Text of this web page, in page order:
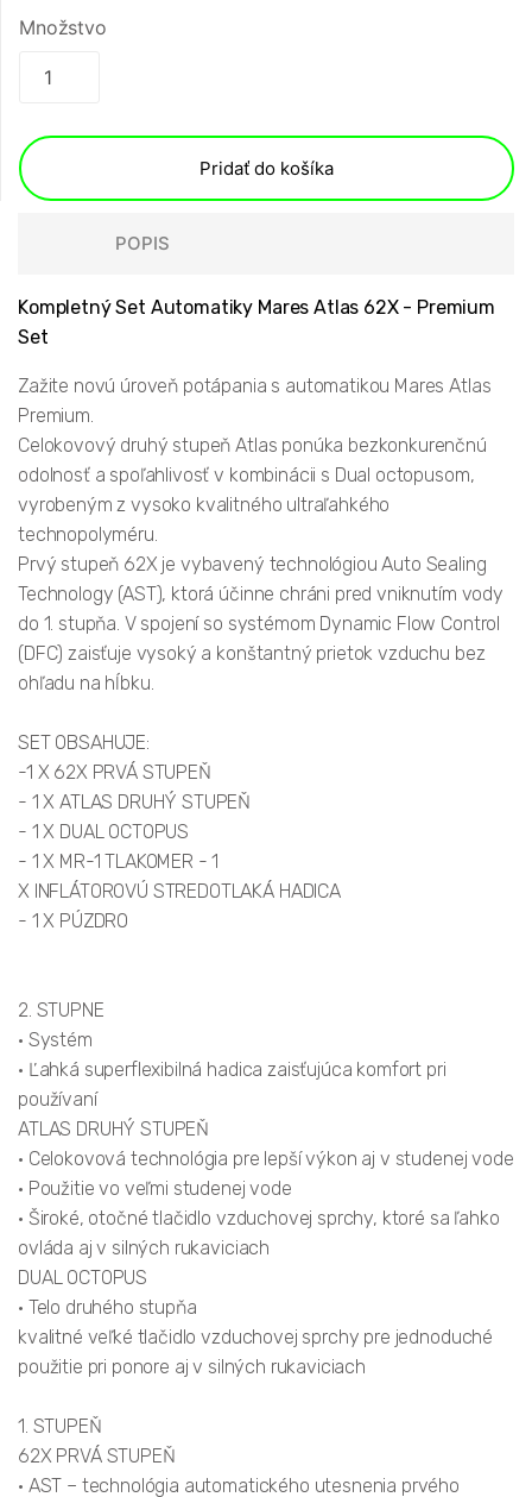
Množstvo
Pridať do košíka
POPIS
Kompletný Set Automatiky Mares Atlas 62X - Premium
Set
Zažite novú úroveň potápania s automatikou Mares Atlas
Premium.
Celokovový druhý stupeň Atlas ponúka bezkonkurenčnú
odolnosť a spoľahlivosť v kombinácii s Dual octopusom,
vyrobeným z vysoko kvalitného ultraľahkého
technopolyméru.
Prvý stupeň 62X je vybavený technológiou Auto Sealing
Technology (AST), ktorá účinne chráni pred vniknutím vody
do 1. stupňa. V spojení so systémom Dynamic Flow Control
(DFC) zaisťuje vysoký a konštantný prietok vzduchu bez
ohľadu na hĺbku.
SET OBSAHUJE:
-1 X 62X PRVÁ STUPEŇ
- 1 X ATLAS DRUHÝ STUPEŇ
- 1 X DUAL OCTOPUS
- 1 X MR-1 TLAKOMER - 1
X INFLÁTOROVÚ STREDOTLAKÁ HADICA
- 1 X PÚZDRO
2. STUPNE
• Systém
• Ľahká superflexibilná hadica zaisťujúca komfort pri
používaní
ATLAS DRUHÝ STUPEŇ
• Celokovová technológia pre lepší výkon aj v studenej vode
• Použitie vo veľmi studenej vode
• Široké, otočné tlačidlo vzduchovej sprchy, ktoré sa ľahko
ovláda aj v silných rukaviciach
DUAL OCTOPUS
• Telo druhého stupňa
kvalitné veľké tlačidlo vzduchovej sprchy pre jednoduché
použitie pri ponore aj v silných rukaviciach
1. STUPEŇ
62X PRVÁ STUPEŇ
• AST – technológia automatického utesnenia prvého